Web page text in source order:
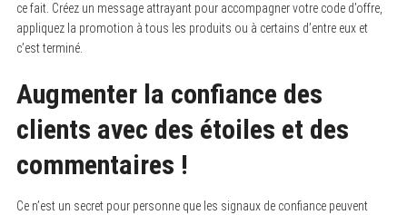
ce fait. Créez un message attrayant pour accompagner votre code d’offre,
appliquez la promotion à tous les produits ou à certains d’entre eux et
c’est terminé.
Augmenter la confiance des
clients avec des étoiles et des
commentaires !
Ce n’est un secret pour personne que les signaux de confiance peuvent